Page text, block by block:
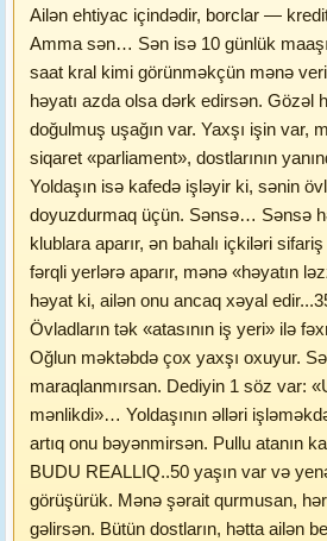
Ailən ehtiyac içindədir, borclar —
Amma sən… Sən isə 10 günlük
saat kral kimi görünməkçün mənə
həyatı azda olsa dərk edirsən. Gözəl
doğulmuş uşağın var. Yaxşı işin var,
siqaret «parliament», dostlarının
Yoldaşın isə kafedə işləyir ki, sənin
doyuzdurmaq üçün. Sənsə… Sənsə
klublara aparır, ən bahalı içkiləri
fərqli yerlərə aparır, mənə «həyatın
həyat ki, ailən onu ancaq xəyal
Övladların tək «atasının iş yeri» ilə
Oğlun məktəbdə çox yaxşı oxuyur.
maraqlanmırsan. Dediyin 1 söz var:
mənlikdi»… Yoldaşının əlləri
artıq onu bəyənmirsən. Pullu atanın
BUDU REALLIQ..50 yaşın var və
görüşürük. Mənə şərait qurmusan,
gəlirsən. Bütün dostların, hətta ailən